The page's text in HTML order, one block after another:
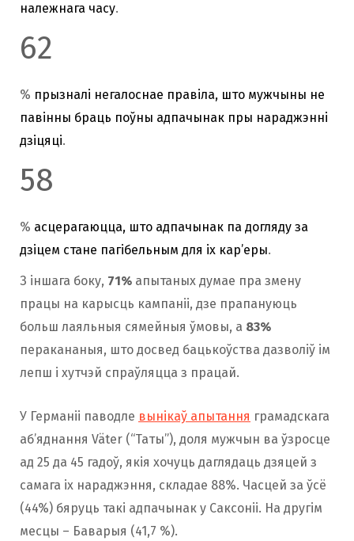
належнага часу.
62
% прызналі негалоснае правіла, што мужчыны не
павінны браць поўны адпачынак пры нараджэнні
дзіцяці.
58
% асцерагаюцца, што адпачынак па догляду за
дзіцем стане пагібельным для іх кар’еры.
З іншага боку, 71% апытаных думае пра змену
працы на карысць кампаніі, дзе прапануюць
больш лаяльныя сямейныя ўмовы, а 83%
перакананыя, што досвед бацькоўства дазволіў ім
лепш і хутчэй спраўляцца з працай.
У Германіі паводле вынікаў апытання грамадскага
аб’яднання Väter (“Таты”), доля мужчын ва ўзросце
ад 25 да 45 гадоў, якія хочуць даглядаць дзяцей з
самага іх нараджэння, складае 88%. Часцей за ўсё
(44%) бяруць такі адпачынак у Саксоніі. На другім
месцы – Баварыя (41,7 %).